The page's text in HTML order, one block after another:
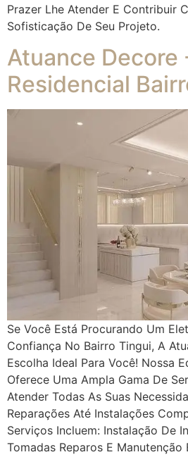
Prazer Lhe Atender E Contribuir
Sofisticação De Seu Projeto.
Atuance
Residencial
Se Você Está Procurando Um
Confiança No Bairro Tingui, A
Escolha Ideal Para Você! Nossa
Oferece Uma Ampla Gama De
Atender Todas As Suas
Reparações Até Instalações
Serviços Incluem: Instalação De
Tomadas Reparos E